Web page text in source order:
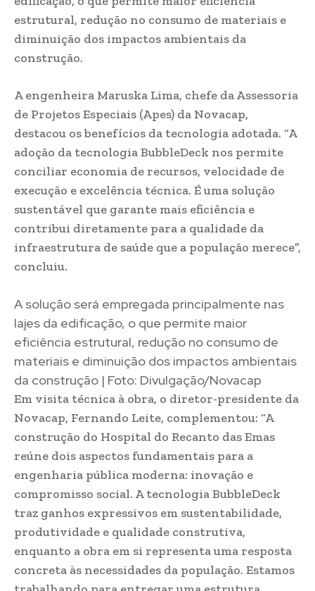
estrutural, redução no consumo de materiais e
diminuição dos impactos ambientais da
construção.
A engenheira Maruska Lima, chefe da Assessoria
de Projetos Especiais (Apes) da Novacap,
destacou os benefícios da tecnologia adotada. “A
adoção da tecnologia BubbleDeck nos permite
conciliar economia de recursos, velocidade de
execução e excelência técnica. É uma solução
sustentável que garante mais eficiência e
contribui diretamente para a qualidade da
infraestrutura de saúde que a população merece”,
concluiu.
A solução será empregada principalmente nas
lajes da edificação, o que permite maior
eficiência estrutural, redução no consumo de
materiais e diminuição dos impactos ambientais
da construção | Foto: Divulgação/Novacap
Em visita técnica à obra, o diretor-presidente da
Novacap, Fernando Leite, complementou: “A
construção do Hospital do Recanto das Emas
reúne dois aspectos fundamentais para a
engenharia pública moderna: inovação e
compromisso social. A tecnologia BubbleDeck
traz ganhos expressivos em sustentabilidade,
produtividade e qualidade construtiva,
enquanto a obra em si representa uma resposta
concreta às necessidades da população. Estamos